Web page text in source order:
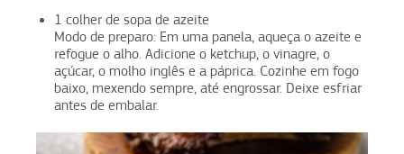
1 colher de sopa de azeite
Modo de preparo: Em uma panela, aqueça o azeite e
refogue o alho. Adicione o ketchup, o vinagre, o
açúcar, o molho inglês e a páprica. Cozinhe em fogo
baixo, mexendo sempre, até engrossar. Deixe esfriar
antes de embalar.